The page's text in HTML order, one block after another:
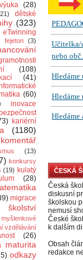
(28)
dětské
(323)
eTwinning
fejeton (3)
(108)
(41)
(60)
inovace
kariérní
(1180)
komentář
(13)
konkursy
(19) kulatý
(28)
migrace
školství
myšlenkové
vzdělávání
(26)
maturita
odkazy
ČESKÁ
Česká
diskusní
školskou
nemusí
České
k dalším
Obsah
redakce